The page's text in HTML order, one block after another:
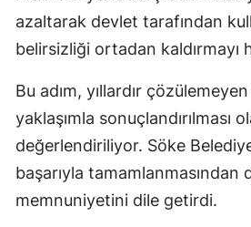
azaltarak devlet tarafından
belirsizliği ortadan kaldırmayı
Bu adım, yıllardır
yaklaşımla sonuçlandırılması
değerlendiriliyor. Söke
başarıyla tamamlanmasından
memnuniyetini dile getirdi.